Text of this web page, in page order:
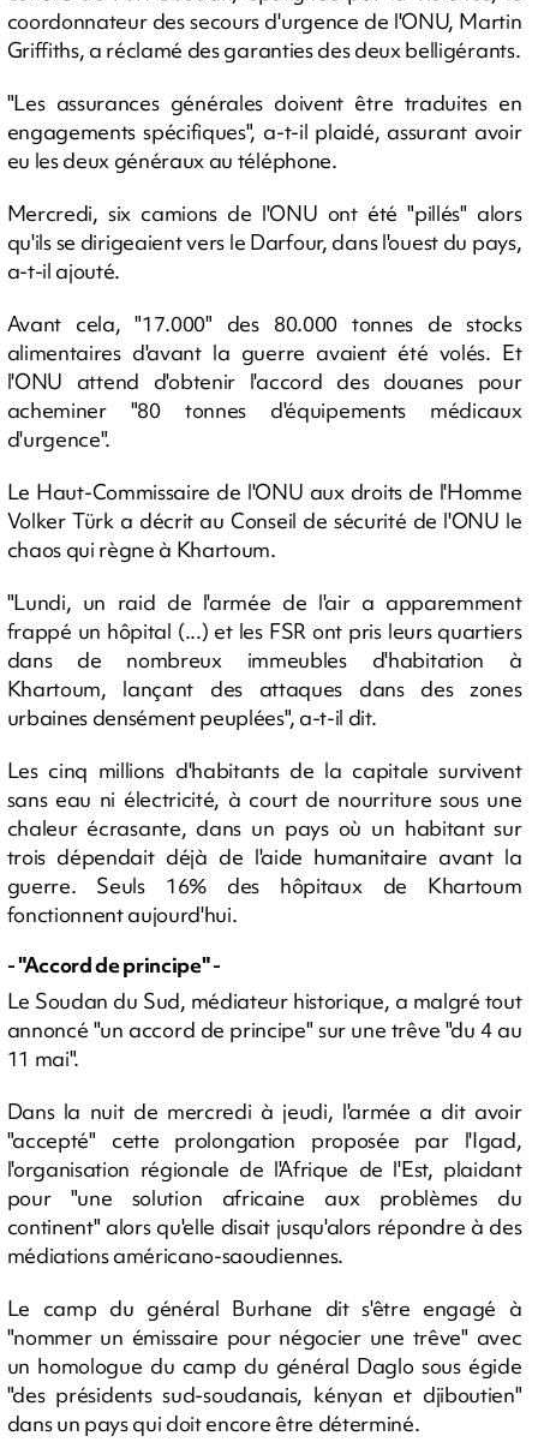
coordonnateur des secours d'urgence de l'ONU, Martin
Griffiths, a réclamé des garanties des deux belligérants.
"Les assurances générales doivent être traduites en
engagements spécifiques", a-t-il plaidé, assurant avoir
eu les deux généraux au téléphone.
Mercredi, six camions de l'ONU ont été "pillés" alors
qu'ils se dirigeaient vers le Darfour, dans l'ouest du pays,
a-t-il ajouté.
Avant cela, "17.000" des 80.000 tonnes de stocks
alimentaires d'avant la guerre avaient été volés. Et
l'ONU attend d'obtenir l'accord des douanes pour
acheminer "80 tonnes d'équipements médicaux
d'urgence".
Le Haut-Commissaire de l'ONU aux droits de l'Homme
Volker Türk a décrit au Conseil de sécurité de l'ONU le
chaos qui règne à Khartoum.
"Lundi, un raid de l'armée de l'air a apparemment
frappé un hôpital (...) et les FSR ont pris leurs quartiers
dans de nombreux immeubles d'habitation à
Khartoum, lançant des attaques dans des zones
urbaines densément peuplées", a-t-il dit.
Les cinq millions d'habitants de la capitale survivent
sans eau ni électricité, à court de nourriture sous une
chaleur écrasante, dans un pays où un habitant sur
trois dépendait déjà de l'aide humanitaire avant la
guerre. Seuls 16% des hôpitaux de Khartoum
fonctionnent aujourd'hui.
- "Accord de principe" -
Le Soudan du Sud, médiateur historique, a malgré tout
annoncé "un accord de principe" sur une trêve "du 4 au
11 mai".
Dans la nuit de mercredi à jeudi, l'armée a dit avoir
"accepté" cette prolongation proposée par l'Igad,
l'organisation régionale de l'Afrique de l'Est, plaidant
pour "une solution africaine aux problèmes du
continent" alors qu'elle disait jusqu'alors répondre à des
médiations américano-saoudiennes.
Le camp du général Burhane dit s'être engagé à
"nommer un émissaire pour négocier une trêve" avec
un homologue du camp du général Daglo sous égide
"des présidents sud-soudanais, kényan et djiboutien"
dans un pays qui doit encore être déterminé.